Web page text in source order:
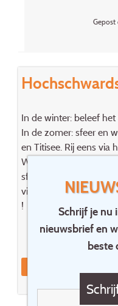
Schrijf je nu
nieuwsbrief en
beste
In de winter: beleef
In de zomer: sfeer en
en Titisee. Rij eens via
Wehra tot aan de
sfeervolle Bad
via een antieke houten
!